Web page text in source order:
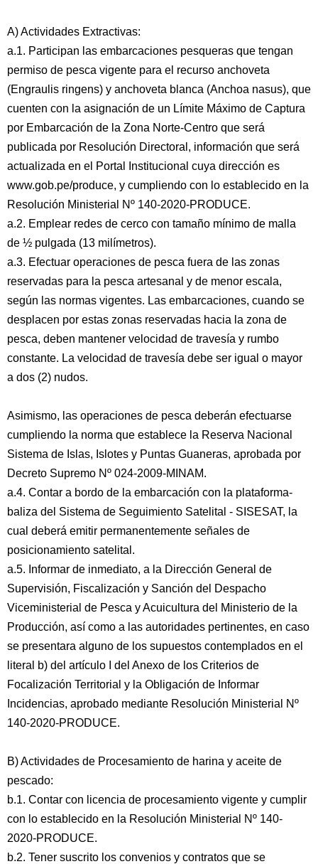
A) Actividades Extractivas:
a.1. Participan las embarcaciones pesqueras que tengan
permiso de pesca vigente para el recurso anchoveta
(Engraulis ringens) y anchoveta blanca (Anchoa nasus), que
cuenten con la asignación de un Límite Máximo de Captura
por Embarcación de la Zona Norte-Centro que será
publicada por Resolución Directoral, información que será
actualizada en el Portal Institucional cuya dirección es
www.gob.pe/produce, y cumpliendo con lo establecido en la
Resolución Ministerial Nº 140-2020-PRODUCE.
a.2. Emplear redes de cerco con tamaño mínimo de malla
de ½ pulgada (13 milímetros).
a.3. Efectuar operaciones de pesca fuera de las zonas
reservadas para la pesca artesanal y de menor escala,
según las normas vigentes. Las embarcaciones, cuando se
desplacen por estas zonas reservadas hacia la zona de
pesca, deben mantener velocidad de travesía y rumbo
constante. La velocidad de travesía debe ser igual o mayor
a dos (2) nudos.
Asimismo, las operaciones de pesca deberán efectuarse
cumpliendo la norma que establece la Reserva Nacional
Sistema de Islas, Islotes y Puntas Guaneras, aprobada por
Decreto Supremo Nº 024-2009-MINAM.
a.4. Contar a bordo de la embarcación con la plataforma-
baliza del Sistema de Seguimiento Satelital - SISESAT, la
cual deberá emitir permanentemente señales de
posicionamiento satelital.
a.5. Informar de inmediato, a la Dirección General de
Supervisión, Fiscalización y Sanción del Despacho
Viceministerial de Pesca y Acuicultura del Ministerio de la
Producción, así como a las autoridades pertinentes, en caso
se presentara alguno de los supuestos contemplados en el
literal b) del artículo I del Anexo de los Criterios de
Focalización Territorial y la Obligación de Informar
Incidencias, aprobado mediante Resolución Ministerial Nº
140-2020-PRODUCE.
B) Actividades de Procesamiento de harina y aceite de
pescado:
b.1. Contar con licencia de procesamiento vigente y cumplir
con lo establecido en la Resolución Ministerial Nº 140-
2020-PRODUCE.
b.2. Tener suscrito los convenios y contratos que se